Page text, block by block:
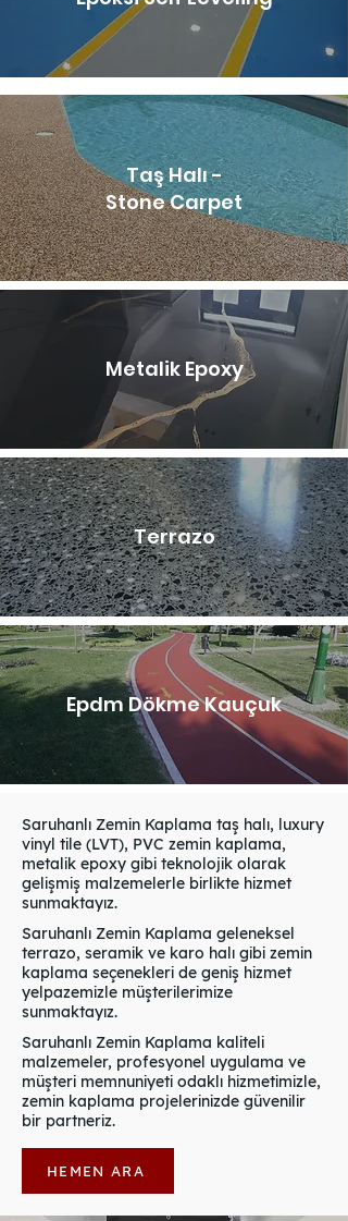
Taş Halı -
Stone Carpet
Metalik Epoxy
Terrazo
Epdm Dökme Kauçuk
Saruhanlı Zemin Kaplama taş halı, luxury
vinyl tile (LVT), PVC zemin kaplama,
metalik epoxy gibi teknolojik olarak
gelişmiş malzemelerle birlikte hizmet
sunmaktayız.
Saruhanlı Zemin Kaplama geleneksel
terrazo, seramik ve karo halı gibi zemin
kaplama seçenekleri de geniş hizmet
yelpazemizle müşterilerimize
sunmaktayız.
Saruhanlı Zemin Kaplama kaliteli
malzemeler, profesyonel uygulama ve
müşteri memnuniyeti odaklı hizmetimizle,
zemin kaplama projelerinizde güvenilir
bir partneriz.
HEMEN ARA